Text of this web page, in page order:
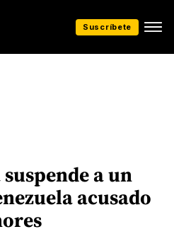
Suscríbete
a un
acusado